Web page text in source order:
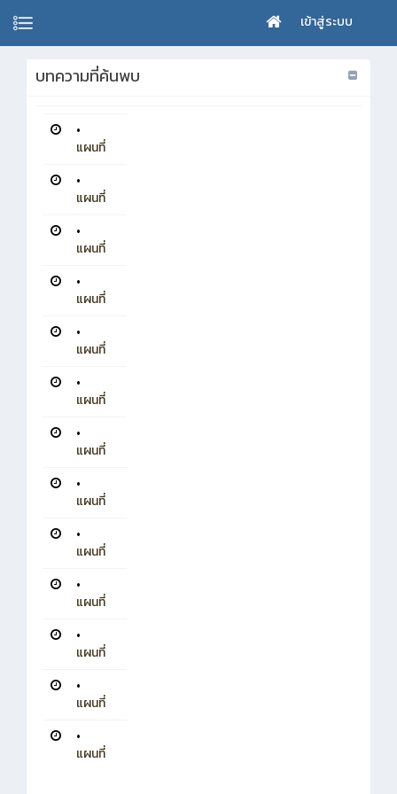
เข้าสู่ระบบ
บทความที่ค้นพบ
•
แผนที่
•
แผนที่
•
แผนที่
•
แผนที่
•
แผนที่
•
แผนที่
•
แผนที่
•
แผนที่
•
แผนที่
•
แผนที่
•
แผนที่
•
แผนที่
•
แผนที่